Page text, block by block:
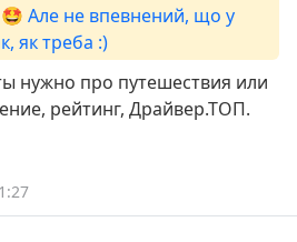
Але не впевнений, що у
як треба :)
нужно про путешествия или
рейтинг, Драйвер.ТОП.